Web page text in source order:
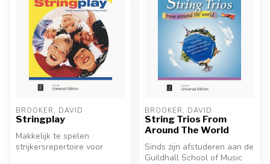
BROOKER, DAVID
Stringplay
Makkelijk te spelen
strijkersrepertoire voor
BROOKER, DAVID
String Trios From
Around The World
Sinds zijn afstuderen aan de
Guildhall School of Music